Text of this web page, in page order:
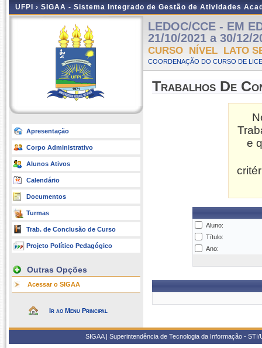
UFPI › SIGAA - Sistema Integrado de Gestão de Atividades
Apresentação
Corpo Administrativo
Alunos Ativos
Calendário
Documentos
Turmas
Trab. de Conclusão de Curso
Projeto Político Pedagógico
Outras Opções
Acessar o SIGAA
Ir ao Menu Principal
LEDOC/CCE - EM
21/10/2021 a 30/12/
CURSO NÍVEL LATO
COORDENAÇÃO DO CURSO DE
Trabalhos De
e
Aluno:
Título:
Ano:
SIGAA | Superintendência de Tecnologia da Informação -